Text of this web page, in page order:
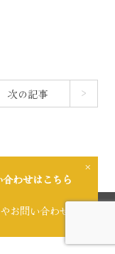
次の記事
わせはこちら
お問い合わせは
×